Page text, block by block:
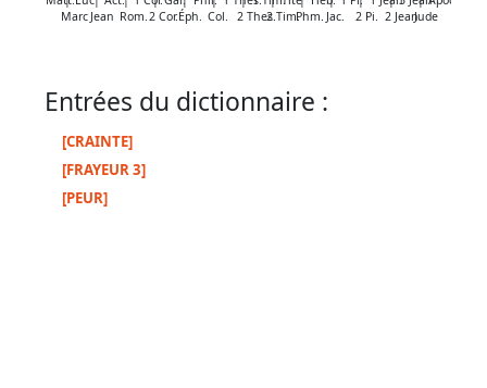
Marc Jean Rom.2 Cor.Éph. Col.
2 Thes.2 Tim.Phm. Jac.
2 Pi. 2 JeanJude
Entrées du dictionnaire :
[CRAINTE]
[FRAYEUR 3]
[PEUR]
Abréviations
non
retenus
Ouvrages